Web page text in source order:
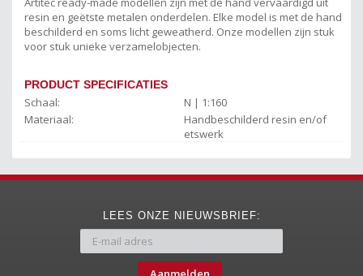
resin en geëtste metalen onderdelen. Elke model is met de hand
beschilderd en soms licht geweatherd. Onze modellen zijn stuk
voor stuk unieke verzamelobjecten.
PRODUCT SPECIFICATIES
Schaal:
N | 1:160
Materiaal:
Handbeschilderd resin en/of
etswerk
LEES ONZE NIEUWSBRIEF: